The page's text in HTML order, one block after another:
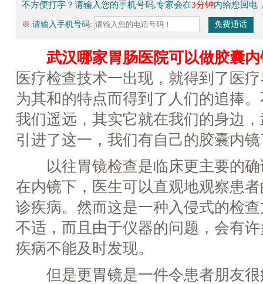
不方便打字？请输入您的手机号码,专家会在3分钟内给您回电
※ 请输入手机号码:
武汉哪家胃肠医院可以做胶囊内
医疗检查技术一出现，就得到了医
为其和的特点而得到了人们的追捧
我们遥远，其实它就在我们的身边
引进了这一，我们有自己的胶囊内
以往胃镜检查是临床更主要的确
在内镜下，医生可以直观地观察患
诊疾病。然而这是一种入侵式的检
不适，而且由于仪器的问题，会有
疾病不能及时发现。
但是更胃镜是一件令患者朋友很